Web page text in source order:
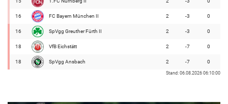
16 FC Bayern München II 2 -3 0
16 SpVgg Greuther Fürth II 2 -3 0
18 VfB Eichstätt 2 -7 0
18 SpVgg Ansbach 2 -7 0
Stand: 06.08.2026 06:10:00